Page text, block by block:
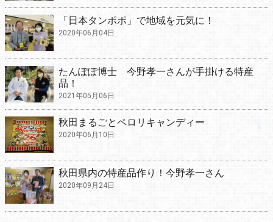
「日本タンポポ」で地域を元気に！
2020年06月04日
たんぽぽ博士 今野孝一さんが手掛ける特産
品！
2021年05月06日
秋田まるごとペロリキャンディー
2020年06月10日
秋田県内の特産品作り！今野孝一さん
2020年09月24日